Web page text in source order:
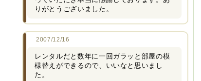
りがとうございました。
2007/12/16
レンタルだと数年に一回ガラッと部屋の模
様替えができるので、いいなと思いまし
た。